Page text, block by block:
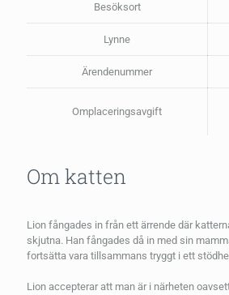
Besöksort
Lynne
Ärendenummer
Omplaceringsavgift
Om katten
Lion fångades in från ett ärrende där
skjutna. Han fångades då in med sin
fortsätta vara tillsammans tryggt i ett
Lion accepterar att man är i närheten